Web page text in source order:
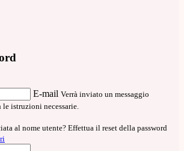
E-mail Verrà inviato un messaggio
istruzioni necessarie.
al nome utente? Effettua il reset della password